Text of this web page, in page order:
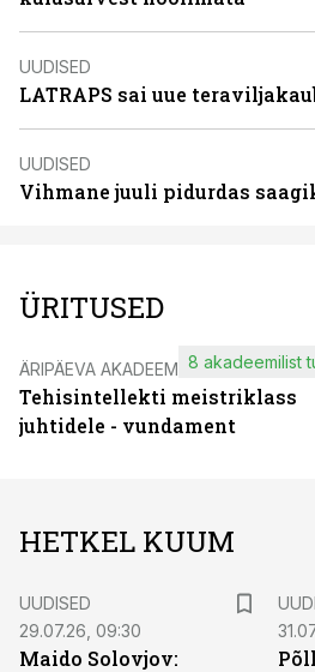
UUDISED
LATRAPS sai uue
UUDISED
Vihmane juuli pidurdas
ÜRITUSED
ÄRIPÄEVA AKADEEMIA
Tehisintellekti meistriklass
juhtidele - vundament
8 akadeemilist
HETKEL KUUM
UUDISED
29.07.26, 09:30
Maido Solovjov: